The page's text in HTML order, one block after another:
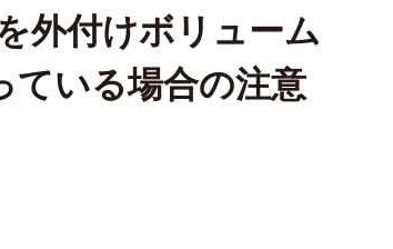
外付けボリューム
ている場合の注意